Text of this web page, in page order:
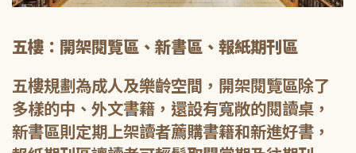
五樓：開架閱覽區、新書區、報紙期刊區
五樓規劃為成人及樂齡空間，開架閱覽區除了
多樣的中、外文書籍，還設有寬敞的閱讀桌，
新書區則定期上架讀者薦購書籍和新進好書，